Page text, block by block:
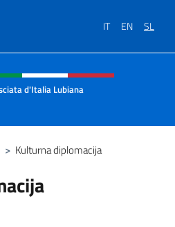
IT EN SL
mesta,
d'Italia Lubiana
> Kulturna diplomacija